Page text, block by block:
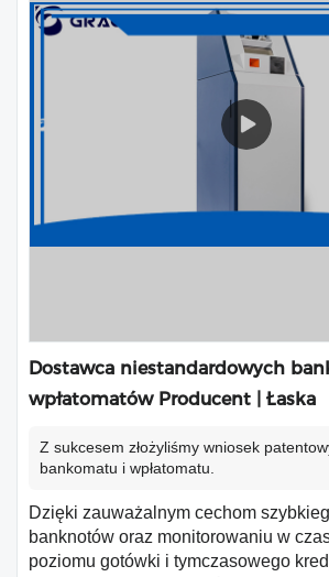
Dostawca niestandardowych
wpłatomatów Producent | Łaska
Z sukcesem złożyliśmy wniosek
bankomatu i wpłatomatu.
Dzięki zauważalnym cechom
banknotów oraz monitorowaniu w
poziomu gotówki i tymczasowego